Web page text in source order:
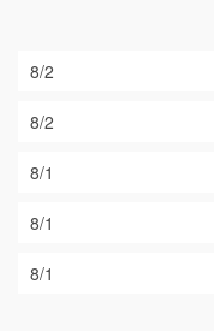
8/2
8/2
8/1
8/1
8/1